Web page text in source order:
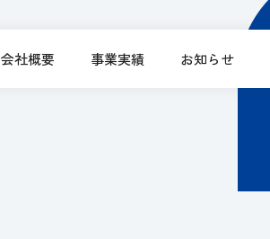
会社概要 事業実績 お知らせ